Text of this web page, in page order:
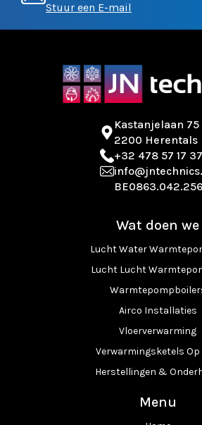
Stuur een E-mail
Kastanjelaan 75
2200 Herentals
+32 478 57 17 37
BE0863.042.256
Wat doen we
Lucht Water
Lucht Lucht
Airco Installaties
Vloerverwarming
Verwarmingsketels Op
Herstellingen &
Menu